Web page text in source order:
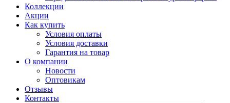
Коллекции
Акции
Как купить
Условия оплаты
Условия доставки
Гарантия на товар
О компании
Новости
Оптовикам
Отзывы
Контакты